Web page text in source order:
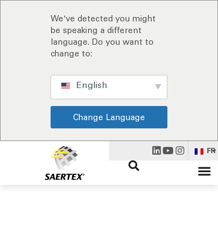
We've detected you might
be speaking a different
language. Do you want to
change to:
English
Change Language
FR